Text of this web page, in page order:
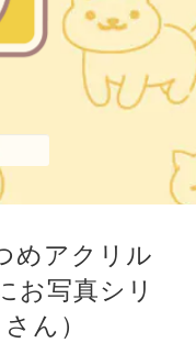
めアクリル
お写真シリ
ん）